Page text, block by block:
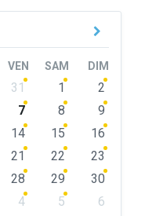
VEN SAM DIM
31 1
2
7 8
9
14 15
16
21 22
23
28 29
30
4 5
6